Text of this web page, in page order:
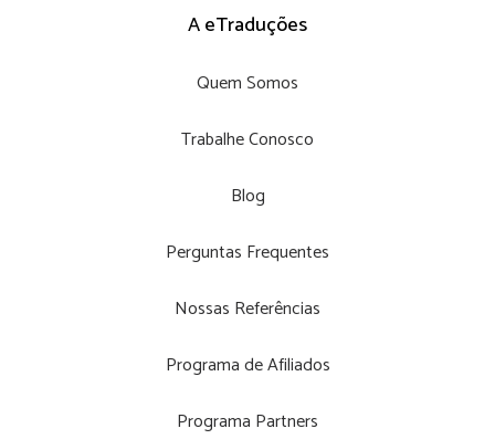
A eTraduções
Quem Somos
Trabalhe Conosco
Blog
Perguntas Frequentes
Nossas Referências
Programa de Afiliados
Programa Partners